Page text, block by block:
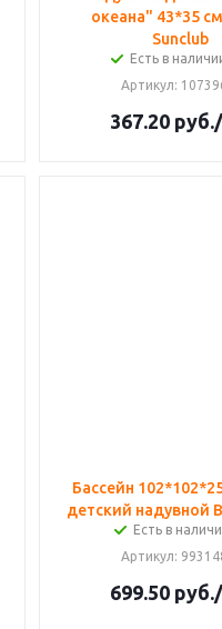
океана" 43*35
Sunclub
Есть в
Артикул:
367.20руб.
Бассейн
детский надувной
Есть в
Артикул:
699.50руб.